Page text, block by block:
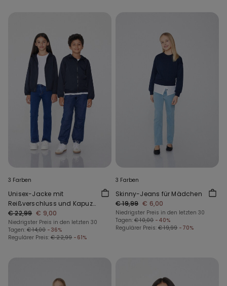
3 Farben
Unisex-Jacke mit
Reißverschluss und Kapuze
aus Funktionsgewebe für
Kinder
€ 22,99 € 9,00
Niedrigster Preis in den letzten 30
Tagen: € 14,00 -36%
Regulärer Preis: € 22,99 -61%
3 Farben
Skinny-Jeans für Mädchen
€ 19,99 € 6,00
Niedrigster Preis in den letzten 30
Tagen: € 10,00 -40%
Regulärer Preis: € 19,99 -70%